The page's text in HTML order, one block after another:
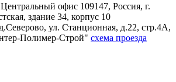
офис 109147, Россия, г.
здание 34, корпус 10
ул. Станционная, д.22, стр.4А,
Полимер-Строй" схема проезда